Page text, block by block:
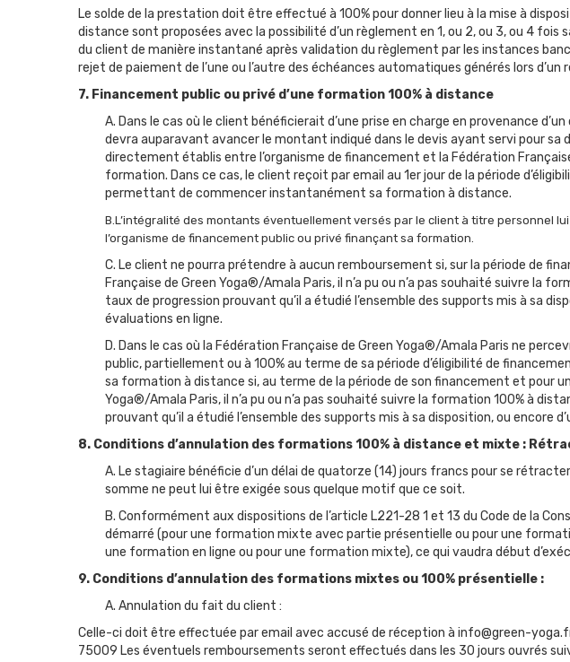
Le solde de la prestation doit être effectué à 100% pour donner lieu à la mise à
distance sont proposées avec la possibilité d’un règlement en 1, ou 2, ou 3, ou 4
du client de manière instantané après validation du règlement par les instances
rejet de paiement de l’une ou l’autre des échéances automatiques générés lors
7. Financement public ou privé d’une formation 100% à distance
A. Dans le cas où le client bénéficierait d’une prise en charge en provenance
devra auparavant avancer le montant indiqué dans le devis ayant servi pour
directement établis entre l’organisme de financement et la Fédération
formation. Dans ce cas, le client reçoit par email au 1er jour de la période
permettant de commencer instantanément sa formation à distance.
B.L’intégralité des montants éventuellement versés par le client à titre personnel
l’organisme de financement public ou privé finançant sa formation.
C. Le client ne pourra prétendre à aucun remboursement si, sur la période de
Française de Green Yoga®/Amala Paris, il n’a pu ou n’a pas souhaité suivre la
taux de progression prouvant qu’il a étudié l’ensemble des supports mis à sa
évaluations en ligne.
D. Dans le cas où la Fédération Française de Green Yoga®/Amala Paris ne
public, partiellement ou à 100% au terme de sa période d’éligibilité de
sa formation à distance si, au terme de la période de son financement et pour
Yoga®/Amala Paris, il n’a pu ou n’a pas souhaité suivre la formation 100% à
prouvant qu’il a étudié l’ensemble des supports mis à sa disposition, ou
8. Conditions d’annulation des formations 100% à distance et mixte :
A. Le stagiaire bénéficie d’un délai de quatorze (14) jours francs pour se
somme ne peut lui être exigée sous quelque motif que ce soit.
B. Conformément aux dispositions de l’article L221-28 1 et 13 du Code de la
démarré (pour une formation mixte avec partie présentielle ou pour une
une formation en ligne ou pour une formation mixte), ce qui vaudra début
9. Conditions d’annulation des formations mixtes ou 100% présentielle :
A. Annulation du fait du client :
Celle-ci doit être effectuée par email avec accusé de réception à info@green-
75009 Les éventuels remboursements seront effectués dans les 30 jours ouvrés